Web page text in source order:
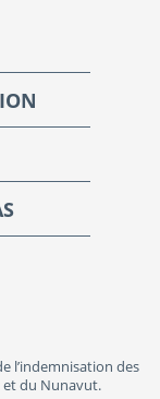
Commission
l’indemnisation des
et du Nunavut.